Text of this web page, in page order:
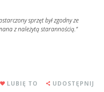
sprzęt był zgodny ze
z należytą starannością.”
LUBIĘ TO
UDOSTĘPNIJ